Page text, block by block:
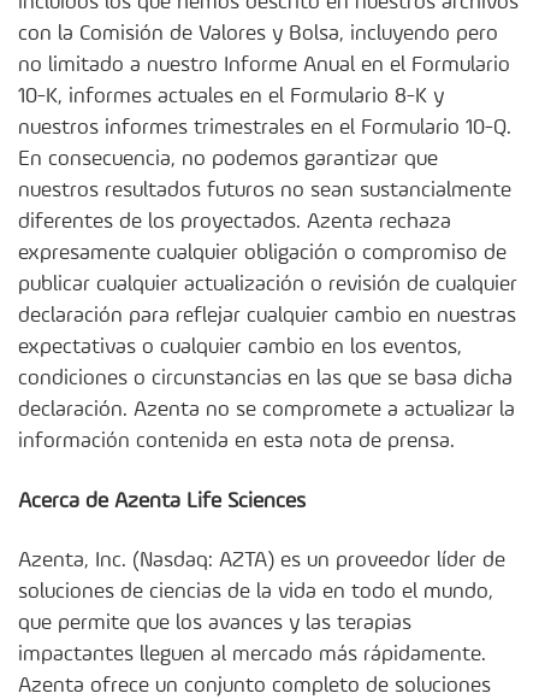
con la Comisión de Valores y Bolsa, incluyendo pero
no limitado a nuestro Informe Anual en el Formulario
10-K, informes actuales en el Formulario 8-K y
nuestros informes trimestrales en el Formulario 10-Q.
En consecuencia, no podemos garantizar que
nuestros resultados futuros no sean sustancialmente
diferentes de los proyectados. Azenta rechaza
expresamente cualquier obligación o compromiso de
publicar cualquier actualización o revisión de cualquier
declaración para reflejar cualquier cambio en nuestras
expectativas o cualquier cambio en los eventos,
condiciones o circunstancias en las que se basa dicha
declaración. Azenta no se compromete a actualizar la
información contenida en esta nota de prensa.
Acerca de Azenta Life Sciences
Azenta, Inc. (Nasdaq: AZTA) es un proveedor líder de
soluciones de ciencias de la vida en todo el mundo,
que permite que los avances y las terapias
impactantes lleguen al mercado más rápidamente.
Azenta ofrece un conjunto completo de soluciones